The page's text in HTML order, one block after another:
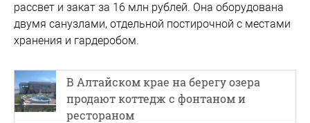
рассвет и закат за 16 млн рублей. Она оборудована
двумя санузлами, отдельной постирочной с местами
хранения и гардеробом.
В Алтайском крае на берегу озера
продают коттедж с фонтаном и
рестораном